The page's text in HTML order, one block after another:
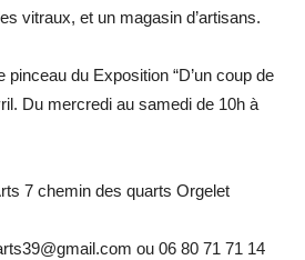
vitraux, et un magasin d’artisans.
pinceau du Exposition “D’un coup de
Du mercredi au samedi de 10h à
7 chemin des quarts Orgelet
ou 06 80 71 71 14